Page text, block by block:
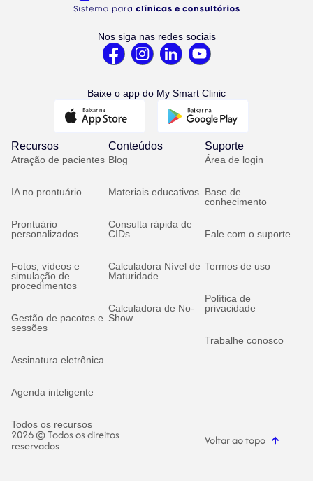
Nos siga nas redes sociais
Baixe o app do My Smart Clinic
Recursos
Atração de pacientes
IA no prontuário
Prontuário
personalizados
Fotos, vídeos e
simulação de
procedimentos
Gestão de pacotes e
sessões
Assinatura eletrônica
Agenda inteligente
Todos os recursos
Conteúdos
Blog
Materiais educativos
Consulta rápida de
CIDs
Calculadora Nível de
Maturidade
Calculadora de No-
Show
Suporte
Área de login
Base de
conhecimento
Fale com o suporte
Termos de uso
Política de
privacidade
Trabalhe conosco
2026 © Todos os direitos
reservados Voltar ao topo